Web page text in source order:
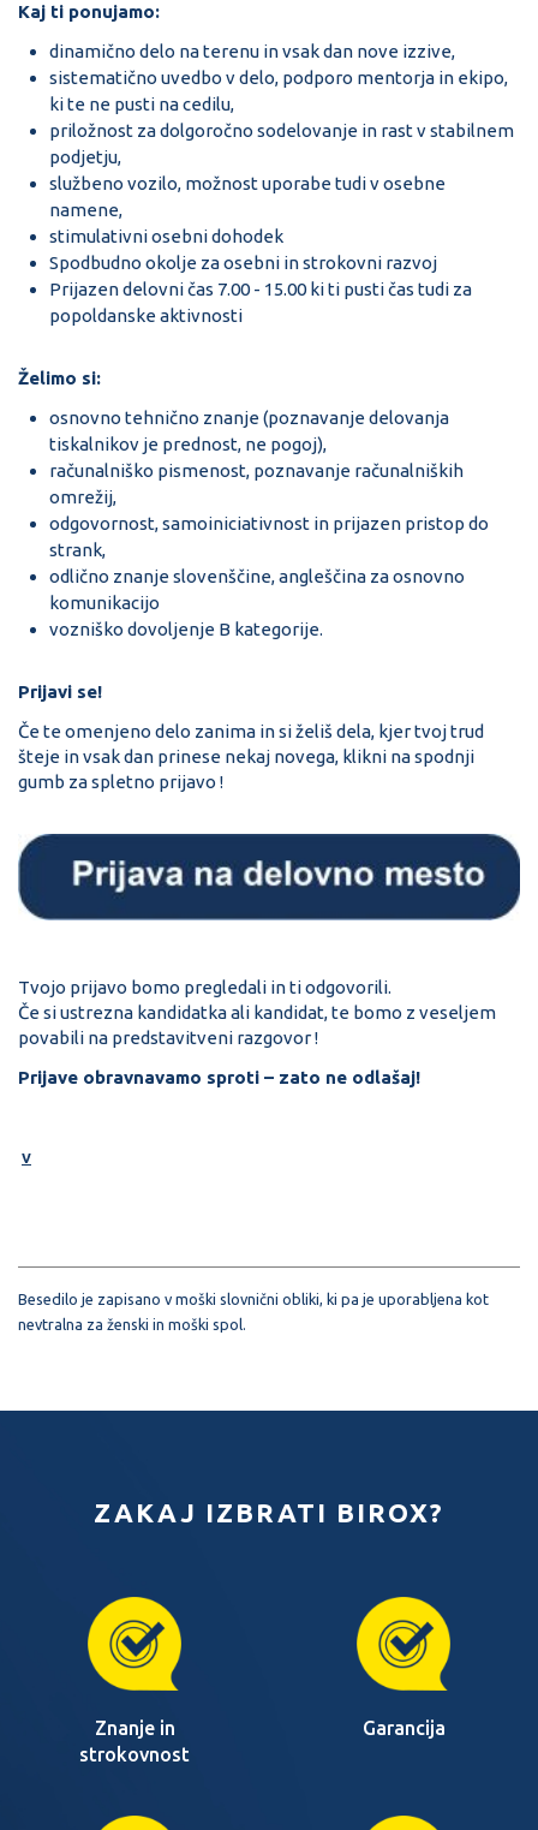
Kaj ti ponujamo:
dinamično delo na terenu in vsak dan nove izzive,
sistematično uvedbo v delo, podporo mentorja in ekipo,
ki te ne pusti na cedilu,
priložnost za dolgoročno sodelovanje in rast v stabilnem
podjetju,
službeno vozilo, možnost uporabe tudi v osebne
namene,
stimulativni osebni dohodek
Spodbudno okolje za osebni in strokovni razvoj
Prijazen delovni čas 7.00 - 15.00 ki ti pusti čas tudi za
popoldanske aktivnosti
Želimo si:
osnovno tehnično znanje (poznavanje delovanja
tiskalnikov je prednost, ne pogoj),
računalniško pismenost, poznavanje računalniških
omrežij,
odgovornost, samoiniciativnost in prijazen pristop do
strank,
odlično znanje slovenščine, angleščina za osnovno
komunikacijo
vozniško dovoljenje B kategorije.
Prijavi se!
Če te omenjeno delo zanima in si želiš dela, kjer tvoj trud
šteje in vsak dan prinese nekaj novega, klikni na spodnji
gumb za spletno prijavo !
Tvojo prijavo bomo pregledali in ti odgovorili.
Če si ustrezna kandidatka ali kandidat, te bomo z veseljem
povabili na predstavitveni razgovor !
Prijave obravnavamo sproti – zato ne odlašaj!
v
Besedilo je zapisano v moški slovnični obliki, ki pa je uporabljena kot
nevtralna za ženski in moški spol.
ZAKAJ IZBRATI BIROX?
Znanje in
strokovnost
Garancija